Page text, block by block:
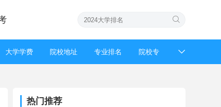
大学学费 院校地址 专业排名 院校专
热门推荐